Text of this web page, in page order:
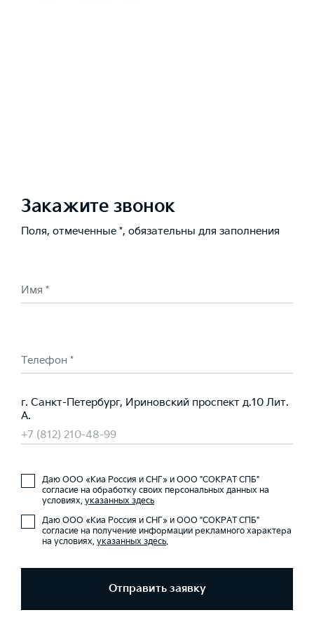
Закажите звонок
Поля, отмеченные *, обязательны для заполнения
Имя *
Телефон *
г. Санкт-Петербург, Ириновский проспект д.10 Лит.
А.
+7 (812) 210-48-99
Даю ООО «Киа Россия и СНГ» и ООО "СОКРАТ СПБ"
согласие на обработку своих персональных данных на
условиях, указанных здесь
Даю ООО «Киа Россия и СНГ» и ООО "СОКРАТ СПБ"
согласие на получение информации рекламного характера
на условиях, указанных здесь.
Отправить заявку